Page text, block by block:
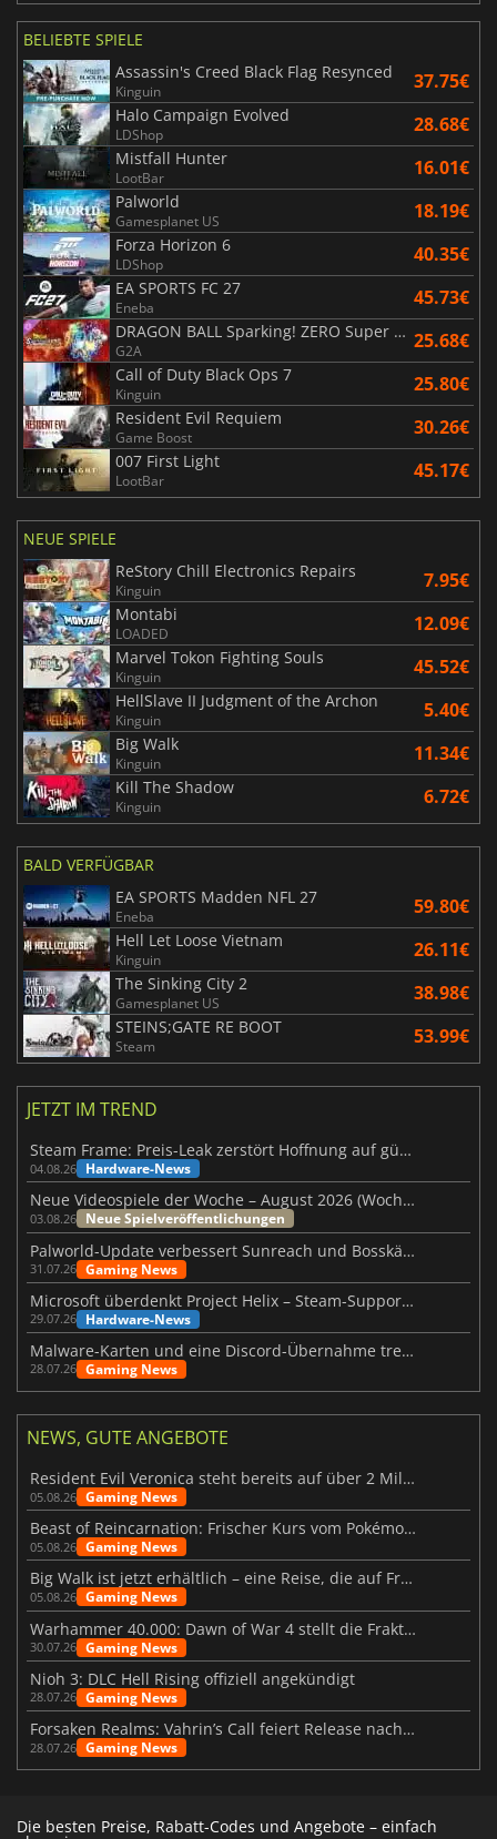
BELIEBTE SPIELE
Assassin's Creed Black Flag Resynced
Kinguin 37.75€
Halo Campaign Evolved
LDShop 28.68€
Mistfall Hunter
LootBar 16.01€
Palworld
Gamesplanet US 18.19€
Forza Horizon 6
LDShop 40.35€
EA SPORTS FC 27
Eneba 45.73€
DRAGON BALL Sparking! ZERO Super Limit Breaking NEO
G2A 25.68€
Call of Duty Black Ops 7
Kinguin 25.80€
Resident Evil Requiem
Game Boost 30.26€
007 First Light
LootBar 45.17€
NEUE SPIELE
ReStory Chill Electronics Repairs
Kinguin 7.95€
Montabi
LOADED 12.09€
Marvel Tokon Fighting Souls
Kinguin 45.52€
HellSlave II Judgment of the Archon
Kinguin 5.40€
Big Walk
Kinguin 11.34€
Kill The Shadow
Kinguin 6.72€
BALD VERFÜGBAR
EA SPORTS Madden NFL 27
Eneba 59.80€
Hell Let Loose Vietnam
Kinguin 26.11€
The Sinking City 2
Gamesplanet US 38.98€
STEINS;GATE RE BOOT
Steam 53.99€
JETZT IM TREND
Steam Frame: Preis-Leak zerstört Hoffnung auf günstiges VR-Headset
04.08.26 Hardware-News
Neue Videospiele der Woche – August 2026 (Woche 32)
03.08.26 Neue Spielveröffentlichungen
Palworld-Update verbessert Sunreach und Bosskämpfe deutlich
31.07.26 Gaming News
Microsoft überdenkt Project Helix – Steam-Support gefährdet
29.07.26 Hardware-News
Malware-Karten und eine Discord-Übernahme treffen Meccha Chameleon
28.07.26 Gaming News
NEWS, GUTE ANGEBOTE
Resident Evil Veronica steht bereits auf über 2 Millionen Wunschlisten
05.08.26 Gaming News
Beast of Reincarnation: Frischer Kurs vom Pokémon-Studio
05.08.26 Gaming News
Big Walk ist jetzt erhältlich – eine Reise, die auf Freundschaft basiert
05.08.26 Gaming News
Warhammer 40.000: Dawn of War 4 stellt die Fraktion der Necrons vor
30.07.26 Gaming News
Nioh 3: DLC Hell Rising offiziell angekündigt
28.07.26 Gaming News
Forsaken Realms: Vahrin’s Call feiert Release nach 10 Jahren
28.07.26 Gaming News
Die besten Preise, Rabatt-Codes und Angebote – einfach